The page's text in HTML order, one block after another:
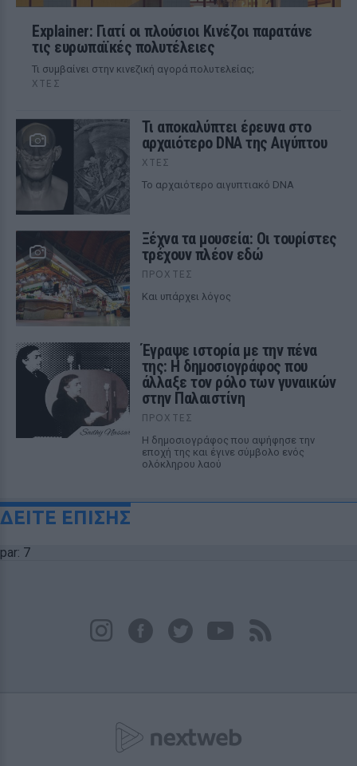
Explainer: Γιατί οι πλούσιοι Κινέζοι παρατάνε
τις ευρωπαϊκές πολυτέλειες
Τι συμβαίνει στην κινεζική αγορά πολυτελείας;
ΧΤΕΣ
Τι αποκαλύπτει έρευνα στο
αρχαιότερο DNA της Αιγύπτου
ΧΤΕΣ
Το αρχαιότερο αιγυπτιακό DNA
Ξέχνα τα μουσεία: Οι τουρίστες
τρέχουν πλέον εδώ
ΠΡΟΧΤΈΣ
Και υπάρχει λόγος
Έγραψε ιστορία με την πένα
της: Η δημοσιογράφος που
άλλαξε τον ρόλο των γυναικών
στην Παλαιστίνη
ΠΡΟΧΤΈΣ
Η δημοσιογράφος που αψήφησε την
εποχή της και έγινε σύμβολο ενός
ολόκληρου λαού
ΔΕΙΤΕ ΕΠΙΣΗΣ
par: 7